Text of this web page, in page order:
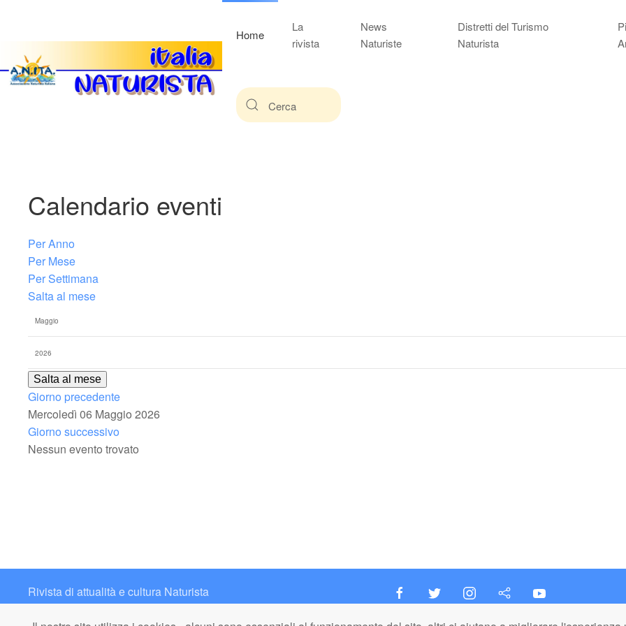
Home
La
rivista
News
Naturiste
Distretti del Turismo
Naturista
Calendario eventi
Per Anno
Per Mese
Per Settimana
Salta al mese
Salta al mese
Giorno precedente
Mercoledì 06 Maggio 2026
Giorno successivo
Nessun evento trovato
Rivista di attualità e cultura Naturista
Contatto: redazione@italianaturista.it